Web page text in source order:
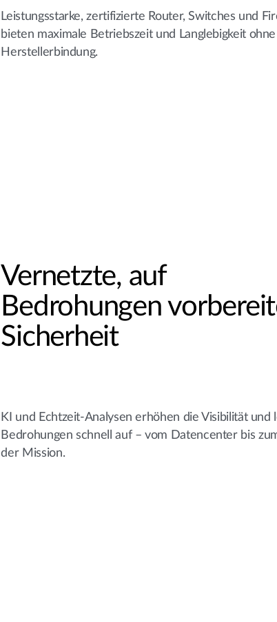
Leistungsstarke, zertifizierte Router, Switches und
bieten maximale Betriebszeit und Langlebigkeit ohne
Herstellerbindung.
Vernetzte, auf
Bedrohungen
Sicherheit
KI und Echtzeit-Analysen erhöhen die Visibilität und
Bedrohungen schnell auf – vom Datencenter bis
der Mission.